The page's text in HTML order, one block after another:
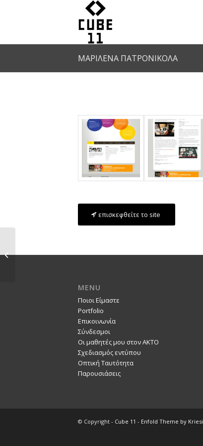
ΜΑΡΙΛΕΝΑ ΠΑΤΡΟΝΙΚΟΛΑ
επισκεφθείτε το site
MENU
Ποιοι Είμαστε
Portfolio
Επικοινωνία
Σύνδεσμοι
Οι μαθητές μου στον ΑΚΤΟ
Σχεδιασμός εντύπου
Οπτική Ταυτότητα
Παρουσιάσεις
© Copyright - Cube 11 - Enfold Theme by Kriesi